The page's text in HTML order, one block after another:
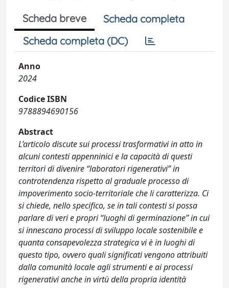
Scheda breve
Scheda completa
Scheda completa (DC)
Anno
2024
Codice ISBN
9788894690156
Abstract
L’articolo discute sui processi trasformativi in atto in
alcuni contesti appenninici e la capacità di questi
territori di divenire “laboratori rigenerativi” in
controtendenza rispetto al graduale processo di
impoverimento socio-territoriale che li caratterizza. Ci
si chiede, nello specifico, se in tali contesti si possa
parlare di veri e propri “luoghi di germinazione” in cui
si innescano processi di sviluppo locale sostenibile e
quanta consapevolezza strategica vi è in luoghi di
questo tipo, ovvero quali significati vengono attribuiti
dalla comunità locale agli strumenti e ai processi
rigenerativi anche in virtù della propria identità